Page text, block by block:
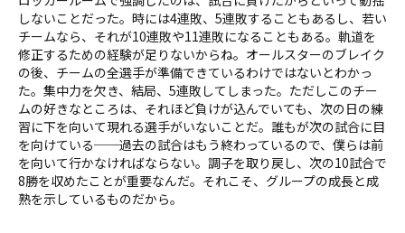
しないことだった。時には4連敗、5連敗することもあるし、若い
チームなら、それが10連敗や11連敗になることもある。軌道を
修正するための経験が足りないからね。オールスターのブレイク
の後、チームの全選手が準備できているわけではないとわかっ
た。集中力を欠き、結局、5連敗してしまった。ただしこのチー
ムの好きなところは、それほど負けが込んでいても、次の日の練
習に下を向いて現れる選手がいないことだ。誰もが次の試合に目
を向けている──過去の試合はもう終わっているので、僕らは前
を向いて行かなければならない。調子を取り戻し、次の10試合で
8勝を収めたことが重要なんだ。それこそ、グループの成長と成
熟を示しているものだから。